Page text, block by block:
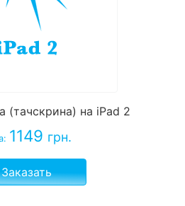
(тачскрина) на iPad 2
1149 грн.
Заказать